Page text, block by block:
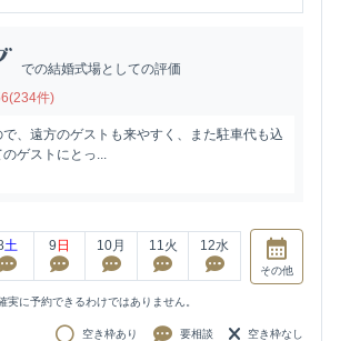
での結婚式場としての評価
件)
、遠方のゲストも来やすく、また駐車代も込
ゲストにとっ...
土 9 日 10月 11火 12水
その他
実に予約できるわけではありません。
空き枠あり 要相談 空き枠なし